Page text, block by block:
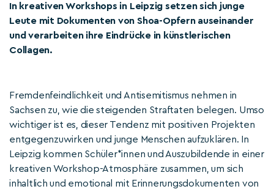
In kreativen Workshops in Leipzig setzen sich junge
Leute mit Dokumenten von Shoa-Opfern auseinander
und verarbeiten ihre Eindrücke in künstlerischen
Collagen.
Fremdenfeindlichkeit und Antisemitismus nehmen in
Sachsen zu, wie die steigenden Straftaten belegen. Umso
wichtiger ist es, dieser Tendenz mit positiven Projekten
entgegenzuwirken und junge Menschen aufzuklären. In
Leipzig kommen Schüler*innen und Auszubildende in einer
kreativen Workshop-Atmosphäre zusammen, um sich
inhaltlich und emotional mit Erinnerungsdokumenten von